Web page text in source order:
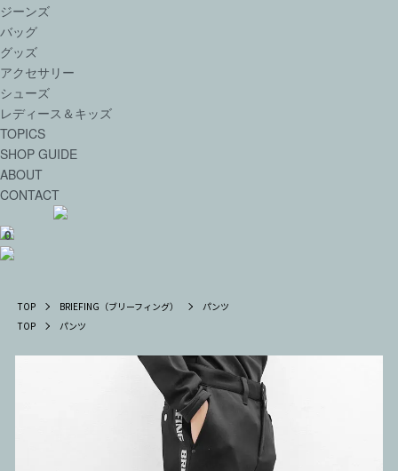
ジーンズ
バッグ
グッズ
アクセサリー
シューズ
レディース＆キッズ
TOPICS
SHOP GUIDE
ABOUT
CONTACT
0
TOP BRIEFING（ブリーフィング）
パンツ
TOP
パンツ